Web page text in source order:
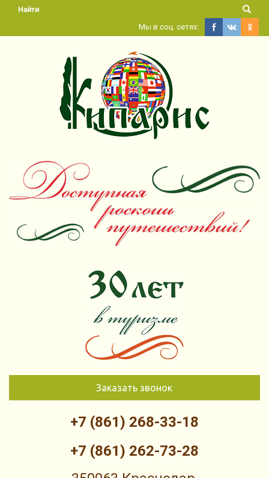
Найти
Мы в соц. сетях:
Заказать звонок
+7 (861) 268-33-18
+7 (861) 262-73-28